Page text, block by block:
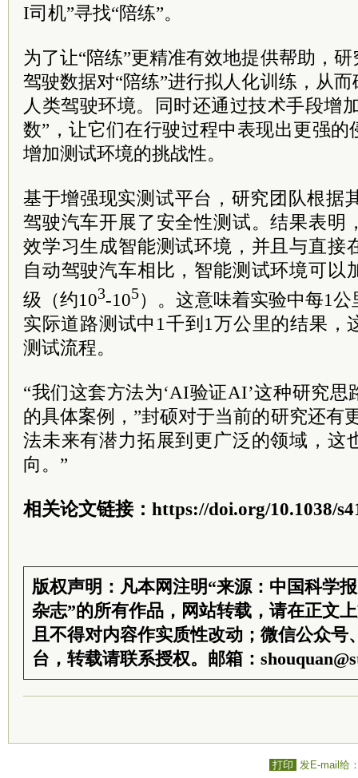
I司机”寻找“陪练”。
为了让“陪练”更精准有效地提供帮助，
驾驶数据对“陪练”进行拟人化训练，从
人类驾驶环境。同时还通过技术手段增
数”，让它们在行驶过程中表现出更强
增加测试环境的挑战性。
基于增强现实测试平台，研究团队根据
驾驶汽车开展了安全性测试。结果表明
效学习生成智能测试环境，并且与直接
自动驾驶汽车相比，智能测试环境可以
级（约103-105）。这意味着实验中每1
实际道路测试中1千到1万公里的结果，
测试流程。
“我们这套方法为‘AI验证AI’这种研究
的具体案例，”封硕对于当前的研究还有
法未来有潜力拓展到更广泛的领域，这
向。”
相关论文链接：https://doi.org/10.1038/
版权声明：凡本网注明“来源：中国科学
杂志”的所有作品，网站转载，请在正文
且不得对内容作实质性改动；微信公众号
台，转载请联系授权。邮箱：
打印 发E-mail给